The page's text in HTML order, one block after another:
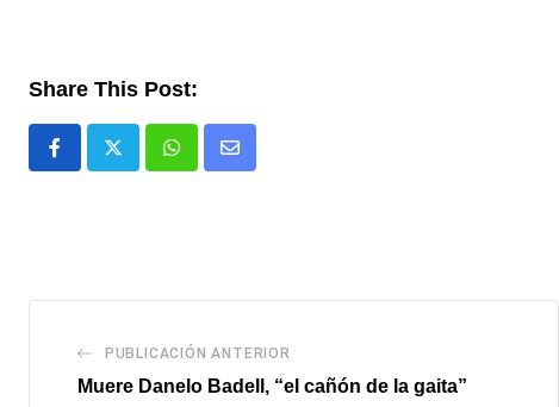
Share This Post:
WhatsappComparte
PUBLICACIÓN ANTERIOR
Muere Danelo Badell, “el cañón de la gaita”